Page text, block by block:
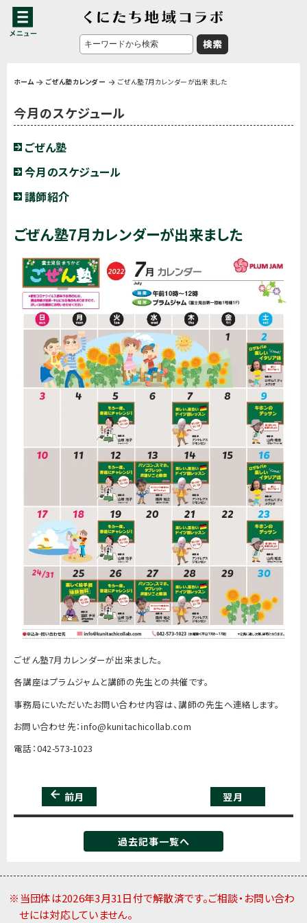
ホーム ごぜん塾カレンダー ごぜん塾7月カレンダーが出来ました
今月のスケジュール
ごぜん塾
今月のスケジュール
講師紹介
ごぜん塾7月カレンダーが出来ました
ごぜん塾7月カレンダーが出来ました。
各講座はプラムジャムと講師の先生との共催です。
事務局にいただいたお問い合わせ内容は、講師の先生へ連絡します。
お問い合わせ先：info@kunitachicollab.com
電話：042-573-1023
前月 翌月
過去記事一覧へ
※当団体は2026年3月31日付で解散済です。ご相談・お問い合わ
せには対応していません。